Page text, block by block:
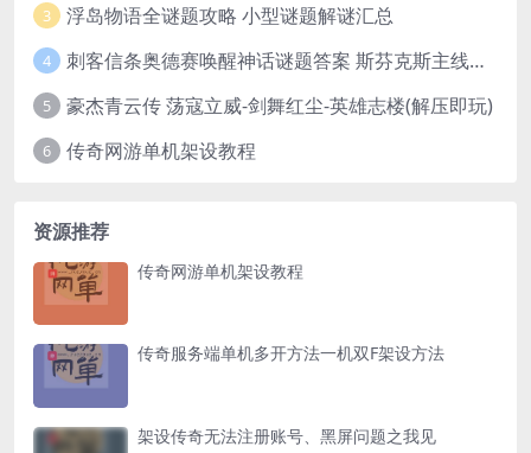
3 浮岛物语全谜题攻略 小型谜题解谜汇总
4 刺客信条奥德赛唤醒神话谜题答案 斯芬克斯主线攻略
5 豪杰青云传 荡寇立威-剑舞红尘-英雄志楼(解压即玩)
6 传奇网游单机架设教程
资源推荐
传奇网游单机架设教程
传奇服务端单机多开方法一机双F架设方法
架设传奇无法注册账号、黑屏问题之我见